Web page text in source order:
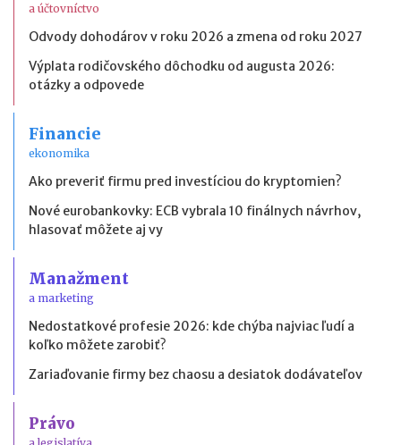
a účtovníctvo
Odvody dohodárov v roku 2026 a zmena od roku 2027
Výplata rodičovského dôchodku od augusta 2026:
otázky a odpovede
Financie
ekonomika
Ako preveriť firmu pred investíciou do kryptomien?
Nové eurobankovky: ECB vybrala 10 finálnych návrhov,
hlasovať môžete aj vy
Manažment
a marketing
Nedostatkové profesie 2026: kde chýba najviac ľudí a
koľko môžete zarobiť?
Zariaďovanie firmy bez chaosu a desiatok dodávateľov
Právo